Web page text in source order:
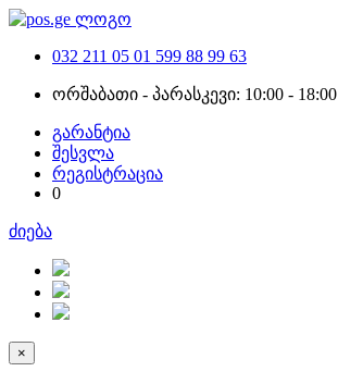
032 211 05 01 599 88 99 63
ორშაბათი - პარასკევი: 10:00 - 18:00
გარანტია
შესვლა
რეგისტრაცია
0
ძიება
×